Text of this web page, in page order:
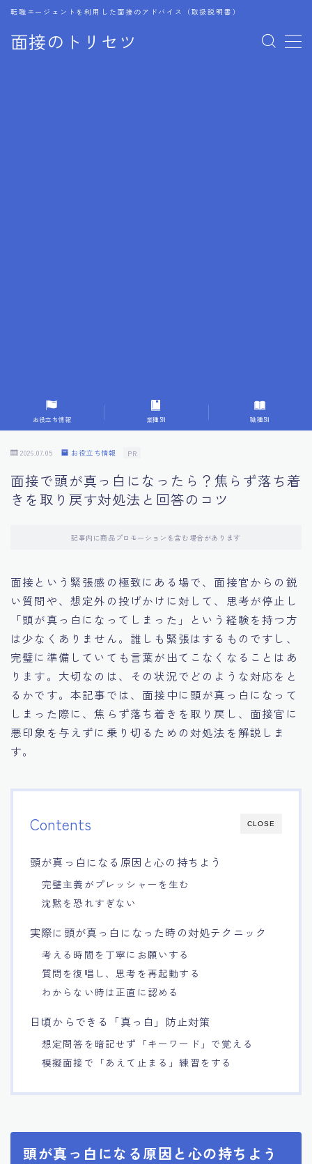
面接のトリセツ
転職エージェントを利用した面接のアドバイス（取扱説明書）
MENU
9.面接での落とし穴とその対策
10.フィードバックを活用する方法
11.オンライン面接の成功への鍵
14.キャリアアップのための面接戦略
15.職場適応力をアピールする方法
16.エージェントと良好な関係を築く方法
17.面接でブランクを効果的に伝える方法
18.転職後の職場に適応するためのヒント
お役立ち情報 業種別 職種別
2026.07.05 お役立ち情報 PR
面接で頭が真っ白になったら？焦らず落ち着
きを取り戻す対処法と回答のコツ
記事内に商品プロモーションを含む場合があります
面接という緊張感の極致にある場で、面接官からの鋭
い質問や、想定外の投げかけに対して、思考が停止し
「頭が真っ白になってしまった」という経験を持つ方
は少なくありません。誰しも緊張はするものですし、
完璧に準備していても言葉が出てこなくなることはあ
ります。大切なのは、その状況でどのような対応をと
るかです。本記事では、面接中に頭が真っ白になって
しまった際に、焦らず落ち着きを取り戻し、面接官に
悪印象を与えずに乗り切るための対処法を解説しま
す。
CLOSE
Contents
頭が真っ白になる原因と心の持ちよう
完璧主義がプレッシャーを生む
沈黙を恐れすぎない
実際に頭が真っ白になった時の対処テクニック
考える時間を丁寧にお願いする
質問を復唱し、思考を再起動する
わからない時は正直に認める
日頃からできる「真っ白」防止対策
想定問答を暗記せず「キーワード」で覚える
模擬面接で「あえて止まる」練習をする
頭が真っ白になる原因と心の持ちよう